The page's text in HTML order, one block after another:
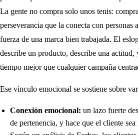
La gente no compra solo unos tenis:
perseverancia que la conecta con personas
fuerza de una marca bien trabajada. El
describe un producto, describe una actitud,
tiempo mejor que cualquier campaña
Ese vínculo emocional se sostiene sobre
Conexión emocional: un lazo fuerte
de pertenencia, y hace que el cliente